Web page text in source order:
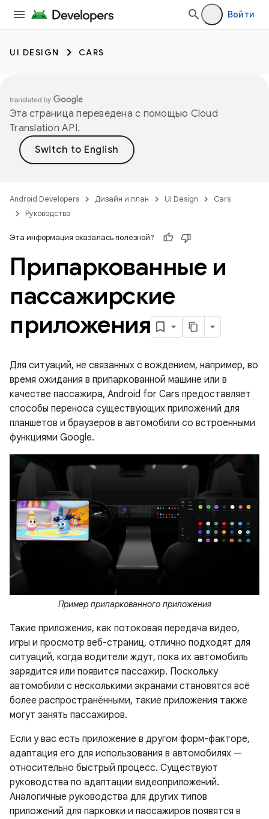
Войти
UI DESIGN CARS
Эта страница переведена с помощью Cloud
Translation API.
Android Developers Дизайн и план UI Design
Cars
Руководства
Эта информация оказалась полезной?
Припаркованные и
пассажирские
приложения
Для ситуаций, не связанных с вождением, например, во
время ожидания в припаркованной машине или в
качестве пассажира, Android for Cars предоставляет
способы переноса существующих приложений для
планшетов и браузеров в автомобили со встроенными
функциями Google.
Пример припаркованного приложения
Такие приложения, как потоковая передача видео,
игры и просмотр веб-страниц, отлично подходят для
ситуаций, когда водители ждут, пока их автомобиль
зарядится или появится пассажир. Поскольку
автомобили с несколькими экранами становятся всё
более распространёнными, такие приложения также
могут занять пассажиров.
Если у вас есть приложение в другом форм-факторе,
адаптация его для использования в автомобилях —
относительно быстрый процесс. Существуют
руководства по адаптации видеоприложений.
Аналогичные руководства для других типов
приложений для парковки и пассажиров появятся в